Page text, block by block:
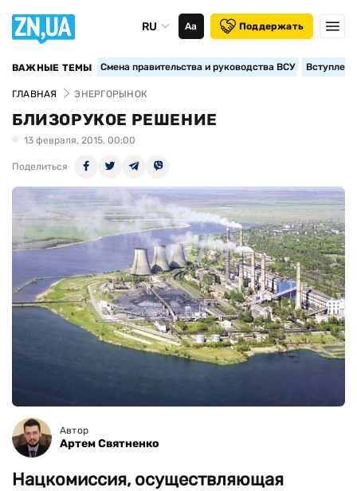
RU Аа Поддержать
ВАЖНЫЕ ТЕМЫ Смена правительства и руководства ВСУ
ГЛАВНАЯ ЭНЕРГОРЫНОК
БЛИЗОРУКОЕ РЕШЕНИЕ
13 февраля, 2015, 00:00
Поделиться
Автор
Артем Святненко
Нацкомиссия, осуществляющая